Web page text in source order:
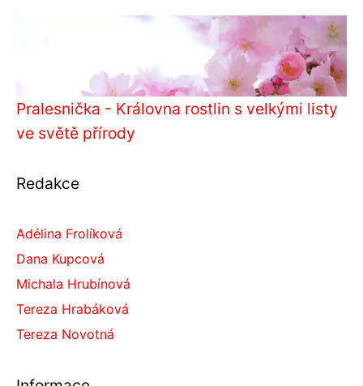
Pralesnička - Královna rostlin s velkými listy
ve světě přírody
Redakce
Adélina Frolíková
Dana Kupcová
Michala Hrubínová
Tereza Hrabáková
Tereza Novotná